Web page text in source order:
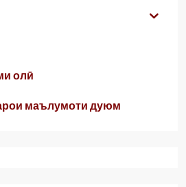
олӣ
маълумоти дуюм